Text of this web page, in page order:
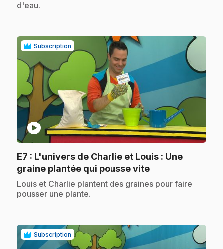
d'eau.
Subscription
play_circle
E7 : L'univers de Charlie et Louis : Une
graine plantée qui pousse vite.
.Louis et Charlie plantent des graines pour faire
pousser une plante.
Subscription